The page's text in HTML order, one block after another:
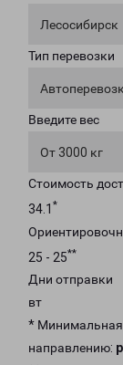
Лесосибирск
Тип перевозки
Введите вес
От 3000 кг
Стоимость
34.1 *
25 - 25**
Дни отправки
вт
* Минимальная
направлению: